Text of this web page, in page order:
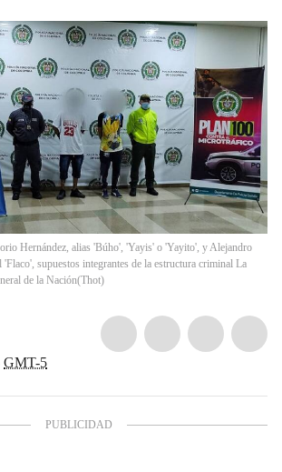
Hernández, alias 'Búho', 'Yayis' o 'Yayito', y Alejandro
supuestos integrantes de la estructura criminal La
de la Nación(Thot)
GMT-5